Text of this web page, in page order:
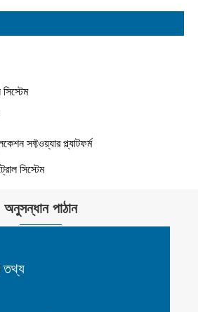
সফ্টওয়্যার প্ল্যাটফর্ম
সিস্টেম
অনুসন্ধান পাঠান
তথ্য